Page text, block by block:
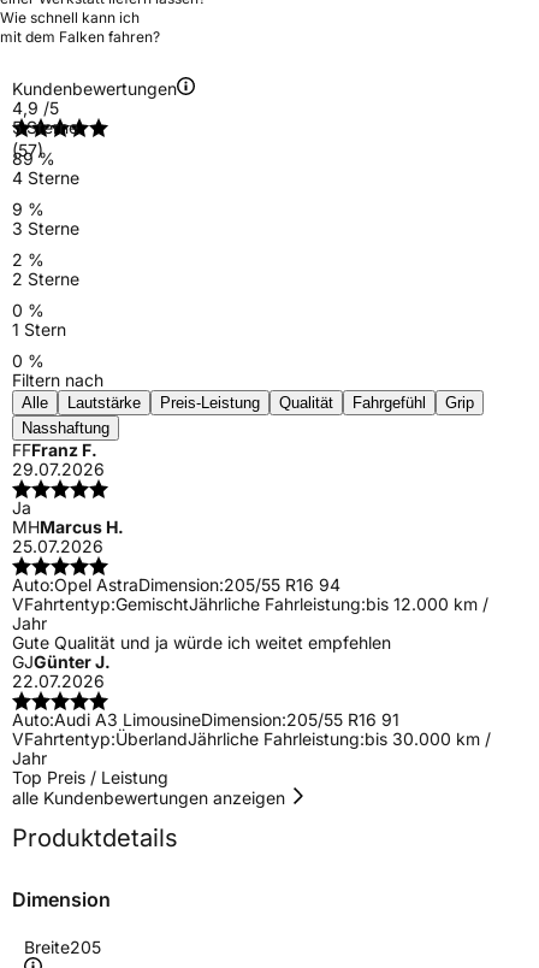
Wie schnell kann ich
mit dem Falken fahren?
Kundenbewertungen
4,9 /5
(57)
5 Sterne
89 %
4 Sterne
9 %
3 Sterne
2 %
2 Sterne
0 %
1 Stern
0 %
Filtern nach
Alle Lautstärke Preis-Leistung Qualität Fahrgefühl
Grip
Nasshaftung
FFFranz F.
29.07.2026
Ja
MHMarcus H.
25.07.2026
Auto:Opel AstraDimension:205/55 R16 94
VFahrtentyp:GemischtJährliche Fahrleistung:bis 12.000 km /
Jahr
Gute Qualität und ja würde ich weitet empfehlen
GJGünter J.
22.07.2026
Auto:Audi A3 LimousineDimension:205/55 R16 91
VFahrtentyp:ÜberlandJährliche Fahrleistung:bis 30.000 km /
Jahr
Top Preis / Leistung
alle Kundenbewertungen anzeigen
Produktdetails
Dimension
Breite205